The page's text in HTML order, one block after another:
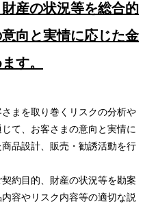
産の状況等を総合的
向と実情に応じた金
す。
まを取り巻くリスクの分析や
て、お客さまの意向と実情に
品設計、販売・勧誘活動を行
約目的、財産の状況等を勘案
容やリスク内容等の適切な説